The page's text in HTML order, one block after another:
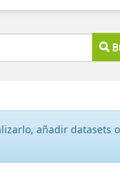
añadir datasets